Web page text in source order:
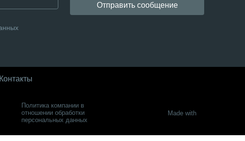
Отправить сообщение
Контакты
Политика компании в
отношении обработки
персональных данных
Made with